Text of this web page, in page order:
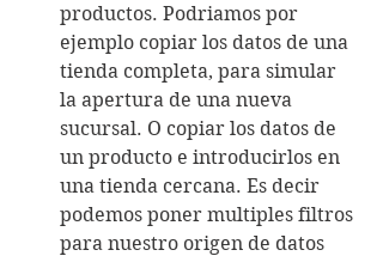
productos. Podriamos por
ejemplo copiar los datos de una
tienda completa, para simular
la apertura de una nueva
sucursal. O copiar los datos de
un producto e introducirlos en
una tienda cercana. Es decir
podemos poner multiples filtros
para nuestro origen de datos